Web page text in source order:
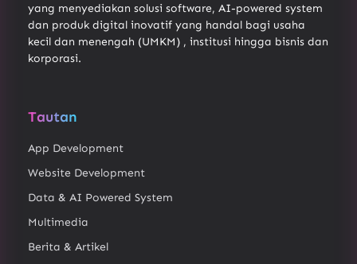
yang menyediakan solusi software, AI-powered system
dan produk digital inovatif yang handal bagi usaha
kecil dan menengah (UMKM) , institusi hingga bisnis dan
korporasi.
Tautan
App Development
Website Development
Data & AI Powered System
Multimedia
Berita & Artikel